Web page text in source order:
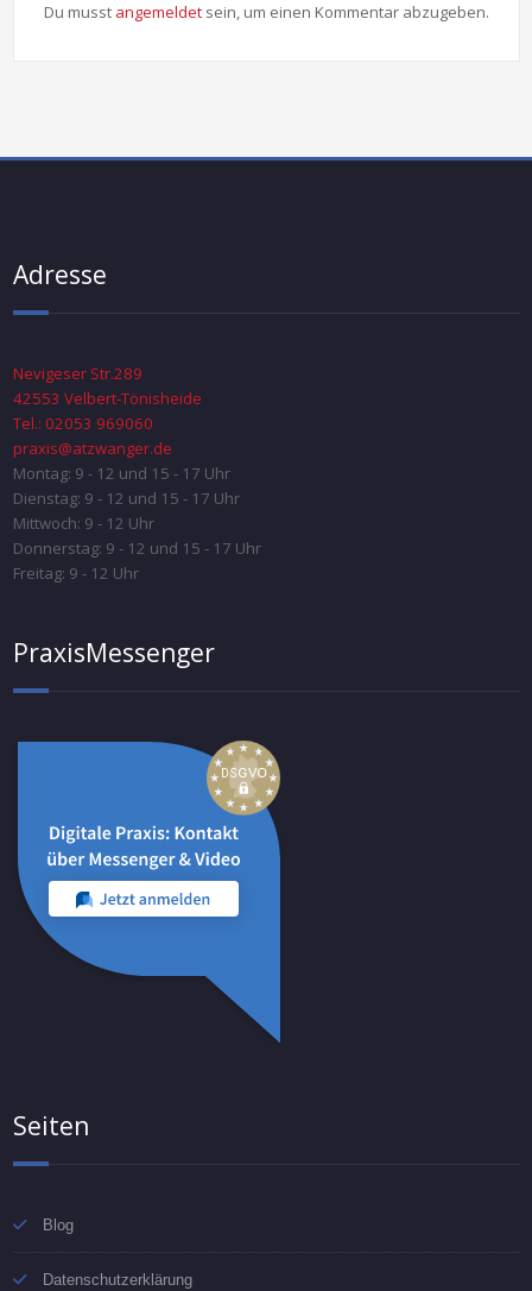
Du musst angemeldetsein, um einen Kommentar abzugeben.
Adresse
Nevigeser Str.289
42553 Velbert-Tönisheide
Tel.: 02053 969060
praxis@atzwanger.de
Montag: 9 - 12 und 15 - 17 Uhr
Dienstag: 9 - 12 und 15 - 17 Uhr
Mittwoch: 9 - 12 Uhr
Donnerstag: 9 - 12 und 15 - 17 Uhr
Freitag: 9 - 12 Uhr
PraxisMessenger
Seiten
Blog
Datenschutzerklärung